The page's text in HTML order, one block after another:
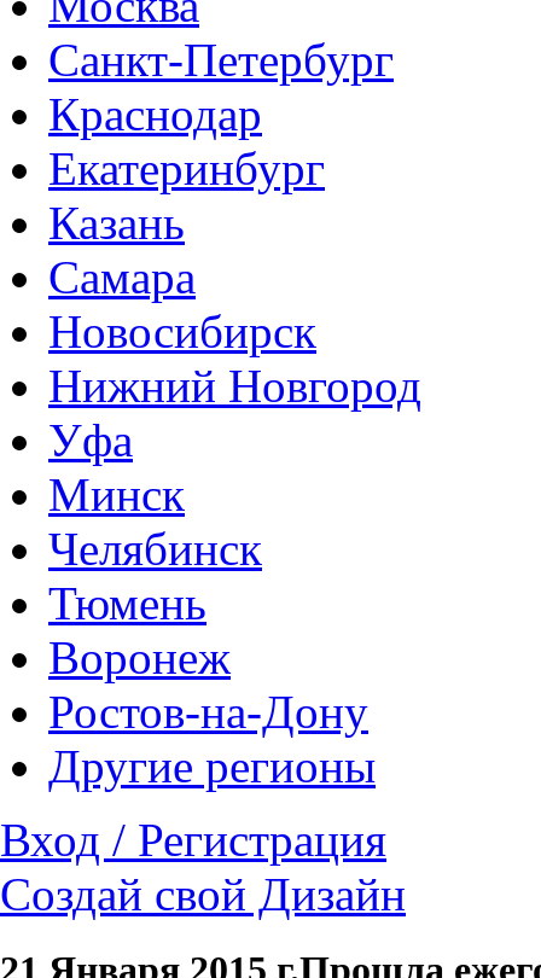
Санкт-Петербург
Краснодар
Екатеринбург
Казань
Самара
Новосибирск
Нижний Новгород
Уфа
Минск
Челябинск
Тюмень
Воронеж
Ростов-на-Дону
Другие регионы
Вход / Регистрация
Создай свой Дизайн